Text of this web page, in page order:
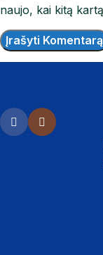
naujo, kai kitą